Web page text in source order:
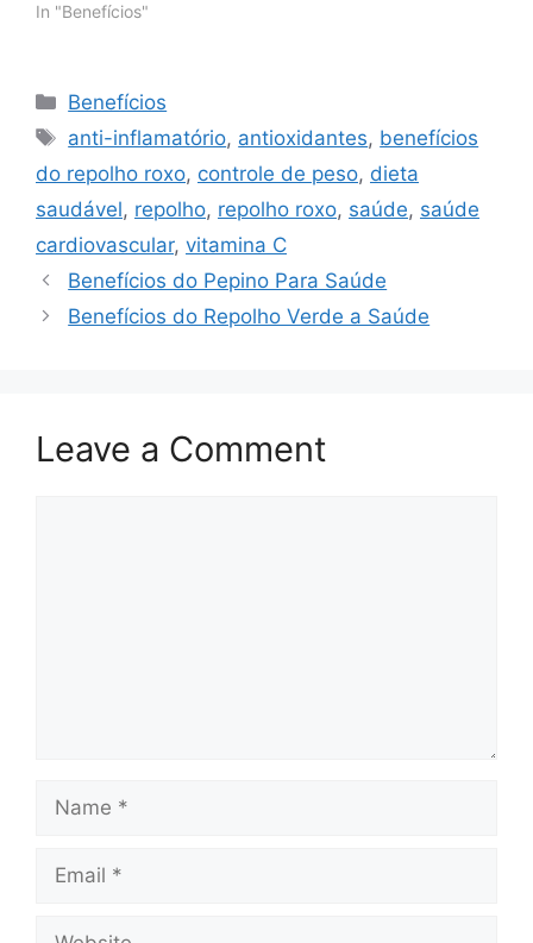
In "Benefícios"
Categories
Benefícios
Tags
anti-inflamatório, antioxidantes, benefícios
do repolho roxo, controle de peso, dieta
saudável, repolho, repolho roxo, saúde, saúde
cardiovascular, vitamina C
Benefícios do Pepino Para Saúde
Benefícios do Repolho Verde a Saúde
Leave a Comment
Name
Email
Website